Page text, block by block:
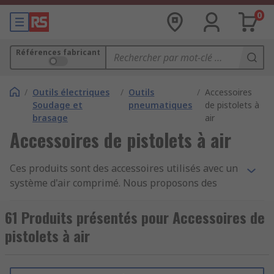
0
Références fabricant
/ Outils électriques
Soudage et
brasage
/ Outils
pneumatiques
/ Accessoires
de pistolets à
air
Accessoires de pistolets à air
Ces produits sont des accessoires utilisés avec un
système d'air comprimé. Nous proposons des
marques et des fabricants reconnus comme
Festo, SMC, Legris, Prevost, CEJN et RS PRO. Cette
large gamme d'accessoires a une longue durée de
l'utilisation de votre système de nettoyage à air
61 Produits présentés pour Accessoires de
pistolets à air